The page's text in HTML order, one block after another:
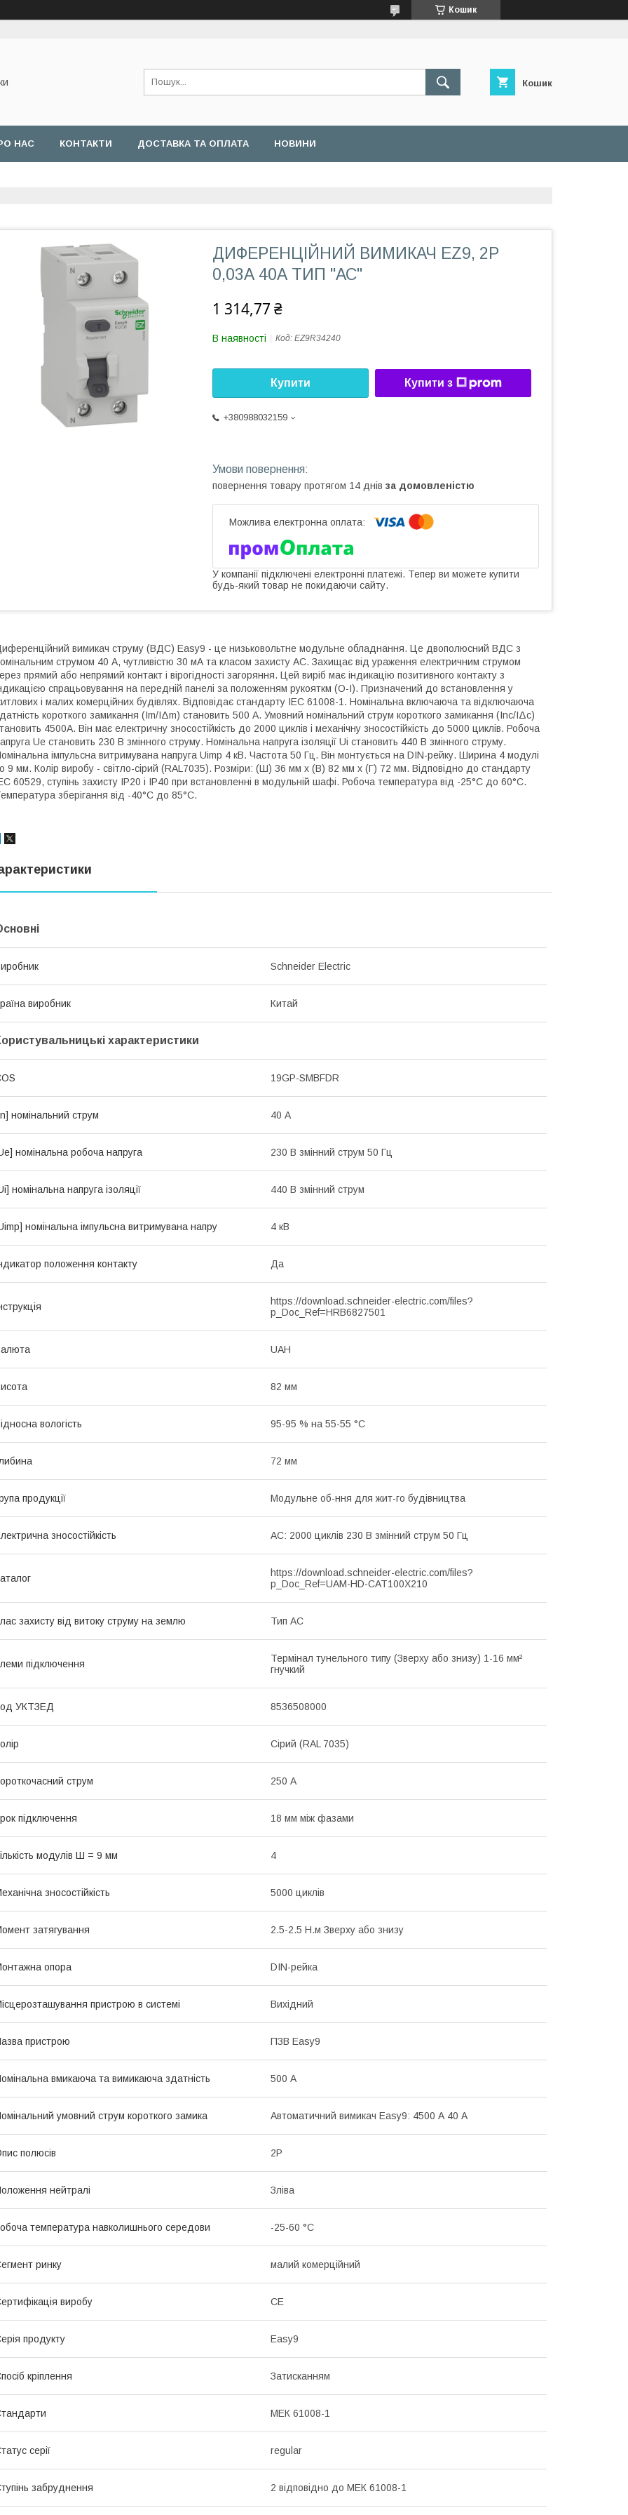
Кошик
Кошик
НАС КОНТАКТИ ДОСТАВКА ТА ОПЛАТА НОВИНИ
ДИФЕРЕНЦІЙНИЙ ВИМИКАЧ EZ9, 2Р
0,03А 40А ТИП ''АС''
1 314,77 ₴
В наявності Код: EZ9R34240
Купити Купити з
+380988032159
повернення товару протягом 14 днів за домовленістю
У компанії підключені електронні платежі. Тепер ви можете купити
будь-який товар не покидаючи сайту.
вимикач струму (ВДС) Easy9 - це низьковольтне модульне обладнання. Це двополюсний ВДС з
струмом 40 А, чутливістю 30 мА та класом захисту AC. Захищає від ураження електричним струмом
прямий або непрямий контакт і вірогідності загоряння. Цей виріб має індикацію позитивного контакту з
спрацьовування на передній панелі за положенням рукояткм (О-I). Призначений до встановлення у
і малих комерційних будівлях. Відповідає стандарту IEC 61008-1. Номінальна включаюча та відключаюча
короткого замикання (Im/IΔm) становить 500 А. Умовний номінальний струм короткого замикання (Inc/IΔc)
4500A. Він має електричну зносостійкість до 2000 циклів і механічну зносостійкість до 5000 циклів. Робоча
Ue становить 230 В змінного струму. Номінальна напруга ізоляції Ui становить 440 В змінного струму.
імпульсна витримувана напруга Uimp 4 кВ. Частота 50 Гц. Він монтується на DIN-рейку. Ширина 4 модулі
9 мм. Колір виробу - світло-сірий (RAL7035). Розміри: (Ш) 36 мм x (В) 82 мм x (Г) 72 мм. Відповідно до стандарту
60529, ступінь захисту IP20 і IP40 при встановленні в модульній шафі. Робоча температура від -25°C до 60°C.
зберігання від -40°С до 85°С.
Schneider Electric
виробник Китай
характеристики
19GP-SMBFDR
номінальний струм 40 А
номінальна робоча напруга 230 В змінний струм 50 Гц
номінальна напруга ізоляції 440 В змінний струм
номінальна імпульсна витримувана напру 4 кВ
положення контакту Да
https://download.schneider-electric.com/files?
p_Doc_Ref=HRB6827501
UAH
82 мм
вологість 95-95 % на 55-55 °C
72 мм
продукції Модульне об-ння для жит-го будівництва
зносостійкість AC: 2000 циклів 230 В змінний струм 50 Гц
https://download.schneider-electric.com/files?
p_Doc_Ref=UAM-HD-CAT100X210
захисту від витоку струму на землю Тип АС
підключення
Термінал тунельного типу (Зверху або знизу) 1-16 мм²
гнучкий
УКТЗЕД 8536508000
Сірий (RAL 7035)
струм 250 А
підключення 18 мм між фазами
модулів Ш = 9 мм 4
зносостійкість 5000 циклів
затягування 2.5-2.5 Н.м Зверху або знизу
опора DIN-рейка
пристрою в системі Вихідний
пристрою ПЗВ Easy9
вмикаюча та вимикаюча здатність 500 А
умовний струм короткого замика Автоматичний вимикач Easy9: 4500 А 40 А
полюсів 2P
нейтралі Зліва
температура навколишнього середови -25-60 °C
ринку малий комерційний
виробу CE
продукту Easy9
кріплення Затисканням
МЕК 61008-1
серії regular
забруднення 2 відповідно до МЕК 61008-1